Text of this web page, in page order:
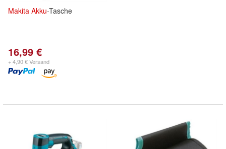
Makita Akku-Tasche
16,99 €
+ 4,90 € Versand